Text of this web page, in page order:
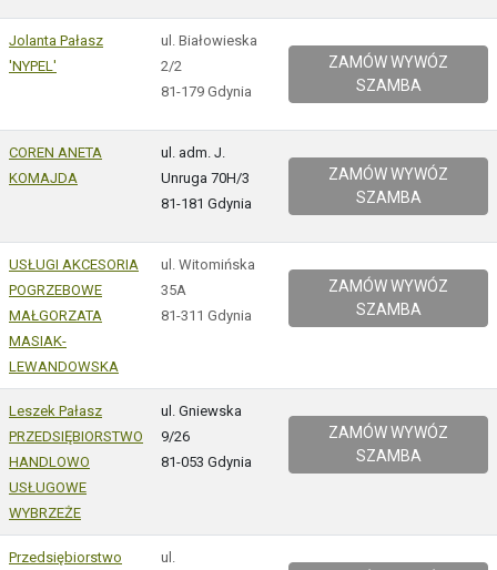
Jolanta Pałasz
'NYPEL'
ul. Białowieska
2/2
81-179 Gdynia
ZAMÓW WYWÓZ
SZAMBA
COREN ANETA
KOMAJDA
ul. adm. J.
Unruga 70H/3
81-181 Gdynia
ZAMÓW WYWÓZ
SZAMBA
USŁUGI AKCESORIA
POGRZEBOWE
MAŁGORZATA
MASIAK-
LEWANDOWSKA
ul. Witomińska
35A
81-311 Gdynia
ZAMÓW WYWÓZ
SZAMBA
Leszek Pałasz
PRZEDSIĘBIORSTWO
HANDLOWO
USŁUGOWE
WYBRZEŻE
ul. Gniewska
9/26
81-053 Gdynia
ZAMÓW WYWÓZ
SZAMBA
Przedsiębiorstwo
ul.